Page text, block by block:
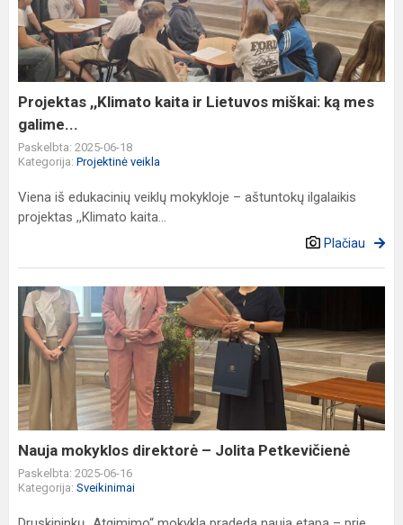
ir
Lietuvos
miškai:
ką
mes
galime...
Projektas ,,Klimato kaita ir Lietuvos miškai: ką mes
galime...
Paskelbta: 2025-06-18
Kategorija: Projektinė veikla
Viena iš edukacinių veiklų mokykloje – aštuntokų ilgalaikis
projektas ,,Klimato kaita...
Plačiau
Nauja
mokyklos
direktorė
Jolita
Petkevičienė
Nauja mokyklos direktorė – Jolita Petkevičienė
Paskelbta: 2025-06-16
Kategorija: Sveikinimai